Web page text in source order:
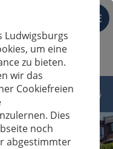
DE
Ludwigsburgs
um eine
zu bieten.
wir das
Cookiefreien
Dies
noch
abgestimmter